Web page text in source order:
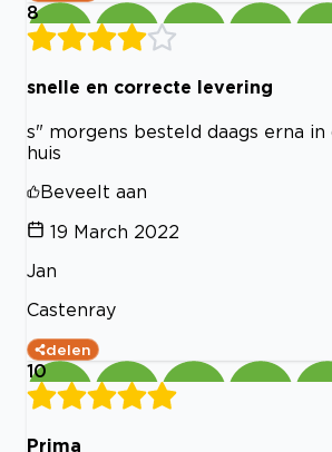
8
snelle en correcte levering
s" morgens besteld daags erna in
huis
Beveelt aan
19 March 2022
Jan
Castenray
delen
10
Prima